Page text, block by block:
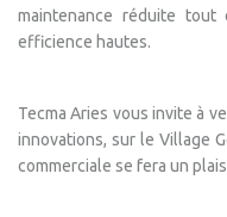
maintenance réduite
efficience hautes.
Tecma Aries vous invite à
innovations, sur le Village
commerciale se fera un